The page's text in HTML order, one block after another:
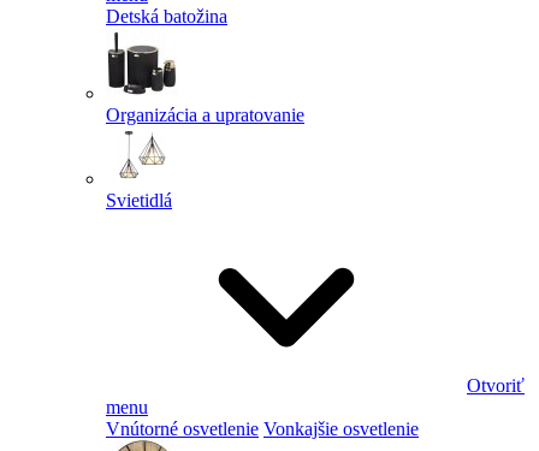
Detská batožina
Organizácia a upratovanie
Svietidlá
Otvoriť
menu
Vnútorné osvetlenie Vonkajšie osvetlenie